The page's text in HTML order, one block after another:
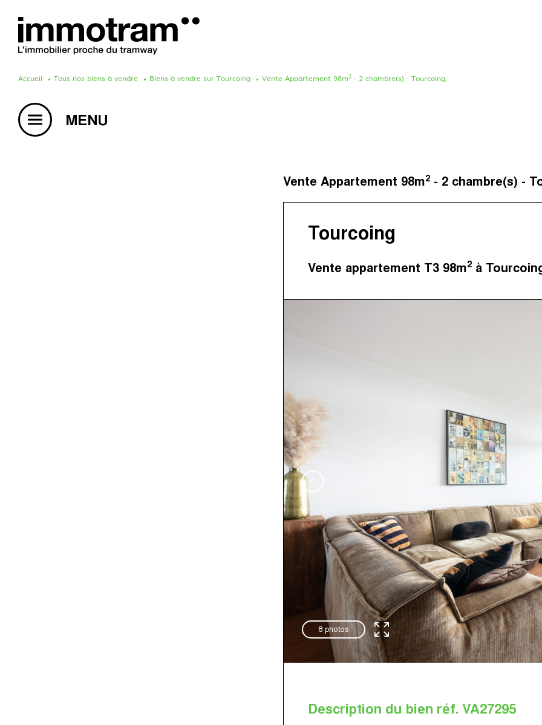
Accueil Tous nos biens à vendre Biens à vendre sur Tourcoing Vente Appartement 98m2 - 2 chambre(s) - Tourcoing,
Acheter un bien
Contactez-nous
Immotram Mouvaux
Immotram Roubaix
Vente Appartement 98m2- 2 chambre(s) -
Tourcoing
Vente appartement T3 98m2à
8 photos
Description du bien réf. VA27295